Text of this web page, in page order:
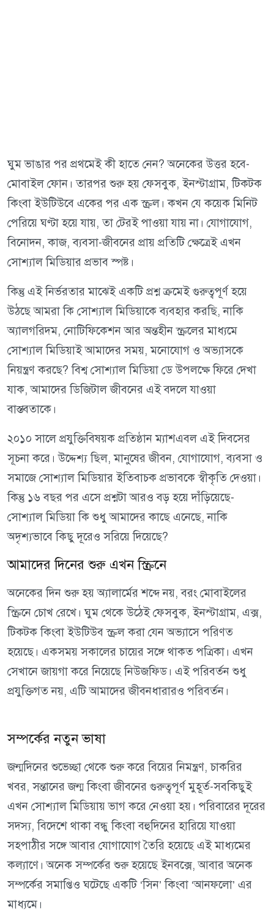
ঘুম ভাঙার পর প্রথমেই কী হাতে নেন? অনেকের উত্তর হবে-
মোবাইল ফোন। তারপর শুরু হয় ফেসবুক, ইনস্টাগ্রাম, টিকটক
কিংবা ইউটিউবে একের পর এক স্ক্রল। কখন যে কয়েক মিনিট
পেরিয়ে ঘণ্টা হয়ে যায়, তা টেরই পাওয়া যায় না। যোগাযোগ,
বিনোদন, কাজ, ব্যবসা-জীবনের প্রায় প্রতিটি ক্ষেত্রেই এখন
সোশ্যাল মিডিয়ার প্রভাব স্পষ্ট।
কিন্তু এই নির্ভরতার মাঝেই একটি প্রশ্ন ক্রমেই গুরুত্বপূর্ণ হয়ে
উঠছে আমরা কি সোশ্যাল মিডিয়াকে ব্যবহার করছি, নাকি
অ্যালগরিদম, নোটিফিকেশন আর অন্তহীন স্ক্রলের মাধ্যমে
সোশ্যাল মিডিয়াই আমাদের সময়, মনোযোগ ও অভ্যাসকে
নিয়ন্ত্রণ করছে? বিশ্ব সোশ্যাল মিডিয়া ডে উপলক্ষে ফিরে দেখা
যাক, আমাদের ডিজিটাল জীবনের এই বদলে যাওয়া
বাস্তবতাকে।
২০১০ সালে প্রযুক্তিবিষয়ক প্রতিষ্ঠান ম্যাশএবল এই দিবসের
সূচনা করে। উদ্দেশ্য ছিল, মানুষের জীবন, যোগাযোগ, ব্যবসা ও
সমাজে সোশ্যাল মিডিয়ার ইতিবাচক প্রভাবকে স্বীকৃতি দেওয়া।
কিন্তু ১৬ বছর পর এসে প্রশ্নটা আরও বড় হয়ে দাঁড়িয়েছে-
সোশ্যাল মিডিয়া কি শুধু আমাদের কাছে এনেছে, নাকি
অদৃশ্যভাবে কিছু দূরেও সরিয়ে দিয়েছে?
আমাদের দিনের শুরু এখন স্ক্রিনে
অনেকের দিন শুরু হয় অ্যালার্মের শব্দে নয়, বরং মোবাইলের
স্ক্রিনে চোখ রেখে। ঘুম থেকে উঠেই ফেসবুক, ইনস্টাগ্রাম, এক্স,
টিকটক কিংবা ইউটিউব স্ক্রল করা যেন অভ্যাসে পরিণত
হয়েছে। একসময় সকালের চায়ের সঙ্গে থাকত পত্রিকা। এখন
সেখানে জায়গা করে নিয়েছে নিউজফিড। এই পরিবর্তন শুধু
প্রযুক্তিগত নয়, এটি আমাদের জীবনধারারও পরিবর্তন।
সম্পর্কের নতুন ভাষা
জন্মদিনের শুভেচ্ছা থেকে শুরু করে বিয়ের নিমন্ত্রণ, চাকরির
খবর, সন্তানের জন্ম কিংবা জীবনের গুরুত্বপূর্ণ মুহূর্ত-সবকিছুই
এখন সোশ্যাল মিডিয়ায় ভাগ করে নেওয়া হয়। পরিবারের দূরের
সদস্য, বিদেশে থাকা বন্ধু কিংবা বহুদিনের হারিয়ে যাওয়া
সহপাঠীর সঙ্গে আবার যোগাযোগ তৈরি হয়েছে এই মাধ্যমের
কল্যাণে। অনেক সম্পর্কের শুরু হয়েছে ইনবক্সে, আবার অনেক
সম্পর্কের সমাপ্তিও ঘটেছে একটি ‘সিন’ কিংবা ‘আনফলো’ এর
মাধ্যমে।